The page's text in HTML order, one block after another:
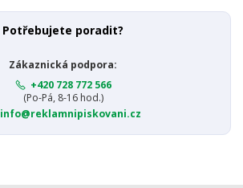
Potřebujete poradit?
Zákaznická podpora:
+420 728 772 566
(Po-Pá, 8-16 hod.)
info@reklamnipiskovani.cz